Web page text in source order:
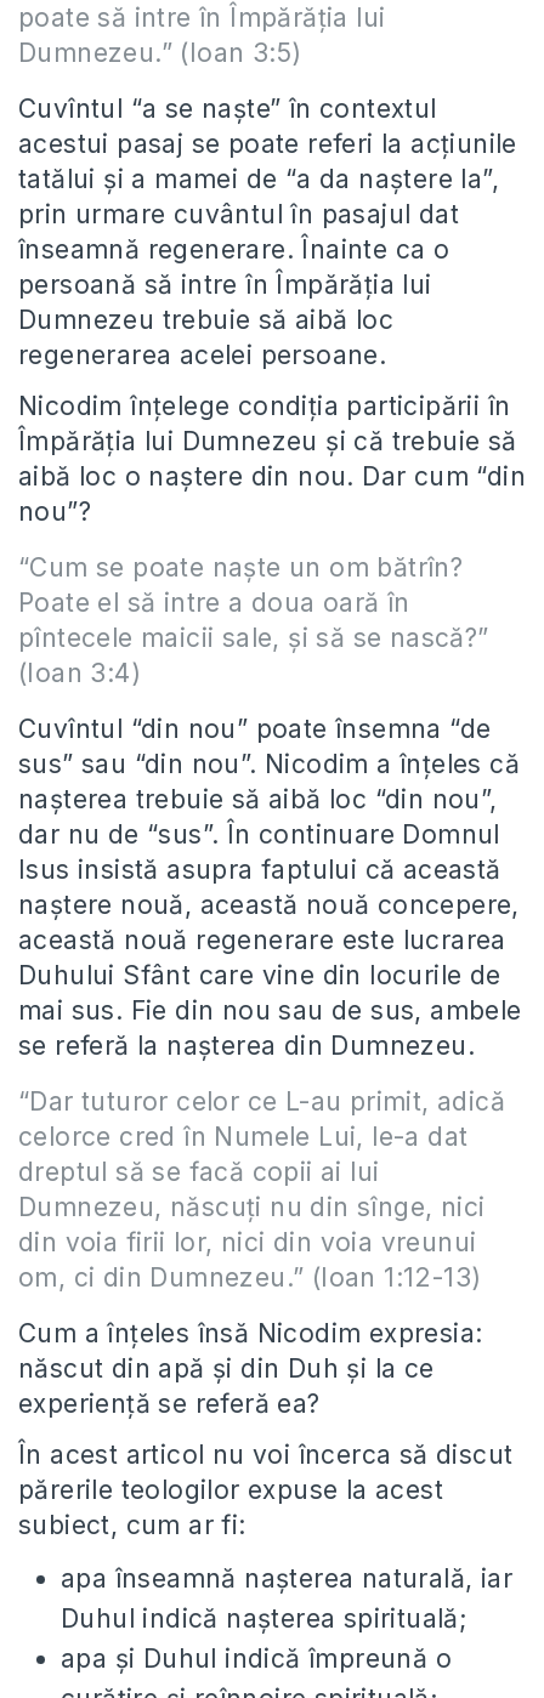
poate să intre în Împărăţia lui
Dumnezeu.” (Ioan 3:5)
Cuvîntul “a se naște” în contextul
acestui pasaj se poate referi la acțiunile
tatălui și a mamei de “a da naștere la”,
prin urmare cuvântul în pasajul dat
înseamnă regenerare. Înainte ca o
persoană să intre în Împărăția lui
Dumnezeu trebuie să aibă loc
regenerarea acelei persoane.
Nicodim înțelege condiția participării în
Împărăția lui Dumnezeu și că trebuie să
aibă loc o naștere din nou. Dar cum “din
nou”?
“Cum se poate naște un om bătrîn?
Poate el să intre a doua oară în
pîntecele maicii sale, și să se nască?”
(Ioan 3:4)
Cuvîntul “din nou” poate însemna “de
sus” sau “din nou”. Nicodim a înțeles că
nașterea trebuie să aibă loc “din nou”,
dar nu de “sus”. În continuare Domnul
Isus insistă asupra faptului că această
naștere nouă, această nouă concepere,
această nouă regenerare este lucrarea
Duhului Sfânt care vine din locurile de
mai sus. Fie din nou sau de sus, ambele
se referă la nașterea din Dumnezeu.
“Dar tuturor celor ce L-au primit, adică
celorce cred în Numele Lui, le-a dat
dreptul să se facă copii ai lui
Dumnezeu, născuți nu din sînge, nici
din voia firii lor, nici din voia vreunui
om, ci din Dumnezeu.” (Ioan 1:12-13)
Cum a înțeles însă Nicodim expresia:
născut din apă și din Duh și la ce
experiență se referă ea?
În acest articol nu voi încerca să discut
părerile teologilor expuse la acest
subiect, cum ar fi:
apa înseamnă nașterea naturală, iar
Duhul indică nașterea spirituală;
apa și Duhul indică împreună o